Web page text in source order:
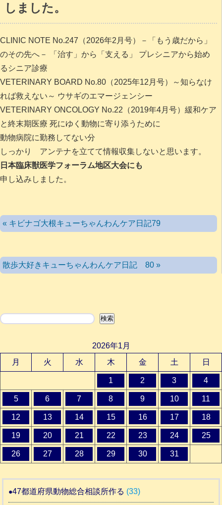
しました。
CLINIC NOTE No.247（2026年2月号）－「もう歳だから」
のその先へ－ 「治す」から「支える」 プレシニアから始め
るシニア診療
VETERINARY BOARD No.80（2025年12月号）～知らなけ
れば救えない～ ウサギのエマージェンシー
VETERINARY ONCOLOGY No.22（2019年4月号）緩和ケア
と終末期医療 死にゆく動物に寄り添うために
動物病院に勤務してない分
しっかり アンテナを立てて情報収集しないと思います。
日本臨床獣医学フォーラム地区大会にも
申し込みしました。
« キビナゴ大根キューちゃんわんケア日記79
散歩大好きキューちゃんわんケア日記 80 »
検索 検索
2026年1月
月
火 水 木 金 土 日
1 2 3 4
5 6 7 8 9 10 11
12 13 14 15 16 17 18
19 20 21 22 23 24 25
26 27 28 29 30 31
47都道府県動物総合相談所作る (33)